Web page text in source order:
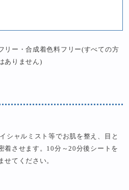
リー・合成着色料フリー(すべての方
ありません)
シャルミスト等でお肌を整え、目と
着させます。10分～20分後シートを
せてください。